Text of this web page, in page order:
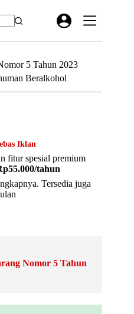
5 Tahun 2023
Beralkohol
Iklan
fitur spesial premium
tahun
Tersedia juga
Nomor 5 Tahun